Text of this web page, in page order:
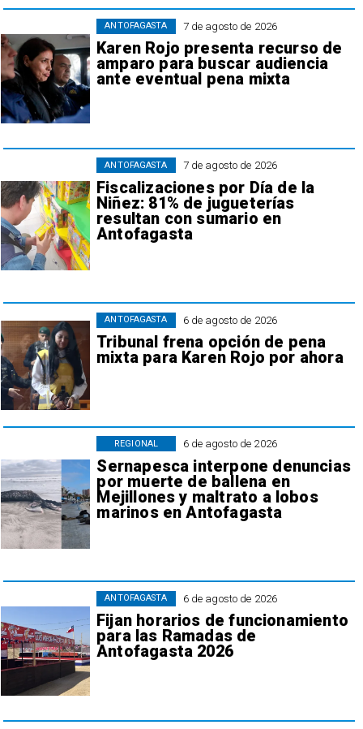
7 de agosto de 2026
Karen Rojo presenta recurso de
amparo para buscar audiencia
ante eventual pena mixta
ANTOFAGASTA
7 de agosto de 2026
Fiscalizaciones por Día de la
Niñez: 81% de jugueterías
resultan con sumario en
Antofagasta
ANTOFAGASTA
6 de agosto de 2026
Tribunal frena opción de pena
mixta para Karen Rojo por ahora
ANTOFAGASTA
6 de agosto de 2026
Sernapesca interpone denuncias
por muerte de ballena en
Mejillones y maltrato a lobos
marinos en Antofagasta
REGIONAL
6 de agosto de 2026
Fijan horarios de funcionamiento
para las Ramadas de
Antofagasta 2026
ANTOFAGASTA